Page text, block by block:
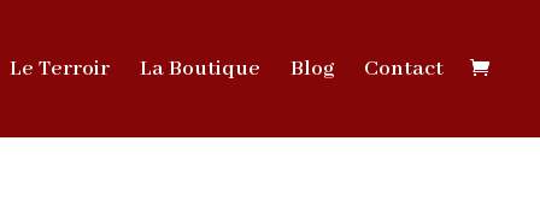
Le Terroir La Boutique Blog Contact